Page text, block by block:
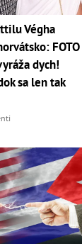
Végha
FOTO
dych!
sa len tak